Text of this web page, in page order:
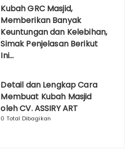
Kubah GRC Masjid,
Memberikan Banyak
Keuntungan dan Kelebihan,
Simak Penjelasan Berikut
Ini…
Detail dan Lengkap Cara
Membuat Kubah Masjid
oleh CV. ASSIRY ART
0 Total Dibagikan